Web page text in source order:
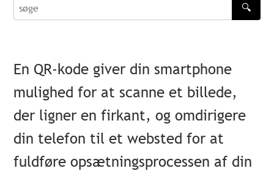
søge
🔍
En QR-kode giver din smartphone
mulighed for at scanne et billede,
der ligner en firkant, og omdirigere
din telefon til et websted for at
fuldføre opsætningsprocessen af din